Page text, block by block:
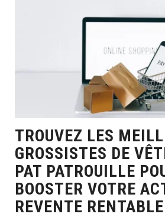
TROUVEZ LES
GROSSISTES DE
PAT PATROUILLE
BOOSTER VOTRE
REVENTE RENTABLE